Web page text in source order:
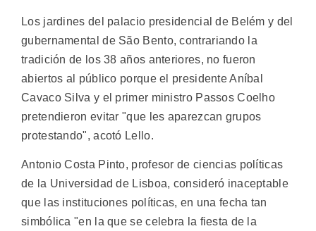
Los jardines del palacio presidencial de Belém y del
gubernamental de São Bento, contrariando la
tradición de los 38 años anteriores, no fueron
abiertos al público porque el presidente Aníbal
Cavaco Silva y el primer ministro Passos Coelho
pretendieron evitar "que les aparezcan grupos
protestando", acotó Lello.
Antonio Costa Pinto, profesor de ciencias políticas
de la Universidad de Lisboa, consideró inaceptable
que las instituciones políticas, en una fecha tan
simbólica "en la que se celebra la fiesta de la